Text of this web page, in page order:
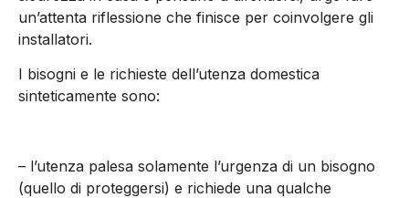
un’attenta riflessione che finisce per coinvolgere gli
installatori.
I bisogni e le richieste dell’utenza domestica
sinteticamente sono:
– l’utenza palesa solamente l’urgenza di un bisogno
(quello di proteggersi) e richiede una qualche